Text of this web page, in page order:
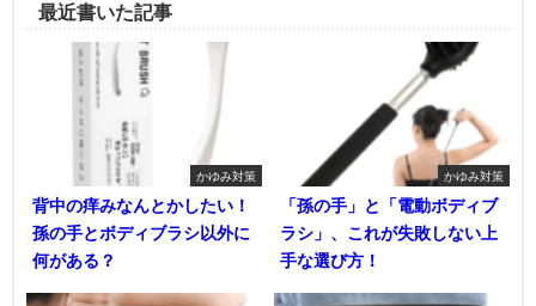
最近書いた記事
かゆみ対策
背中の痒みなんとかしたい！
孫の手とボディブラシ以外に
何がある？
かゆみ対策
「孫の手」と「電動ボディブ
ラシ」、これが失敗しない上
手な選び方！